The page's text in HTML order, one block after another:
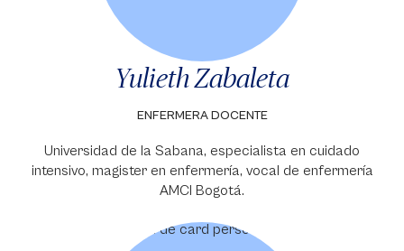
Yulieth Zabaleta
ENFERMERA DOCENTE
Universidad de la Sabana, especialista en cuidado
intensivo, magister en enfermería, vocal de enfermería
AMCI Bogotá.